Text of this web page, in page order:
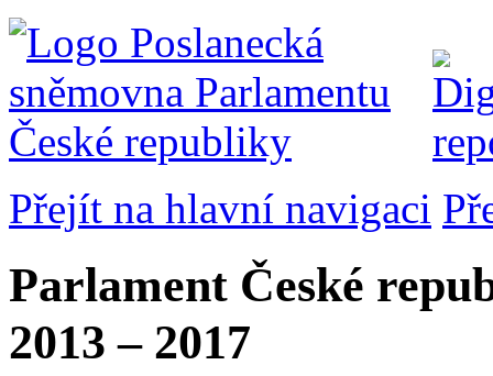
Přejít na hlavní navigaci
Parlament České
2013 – 2017